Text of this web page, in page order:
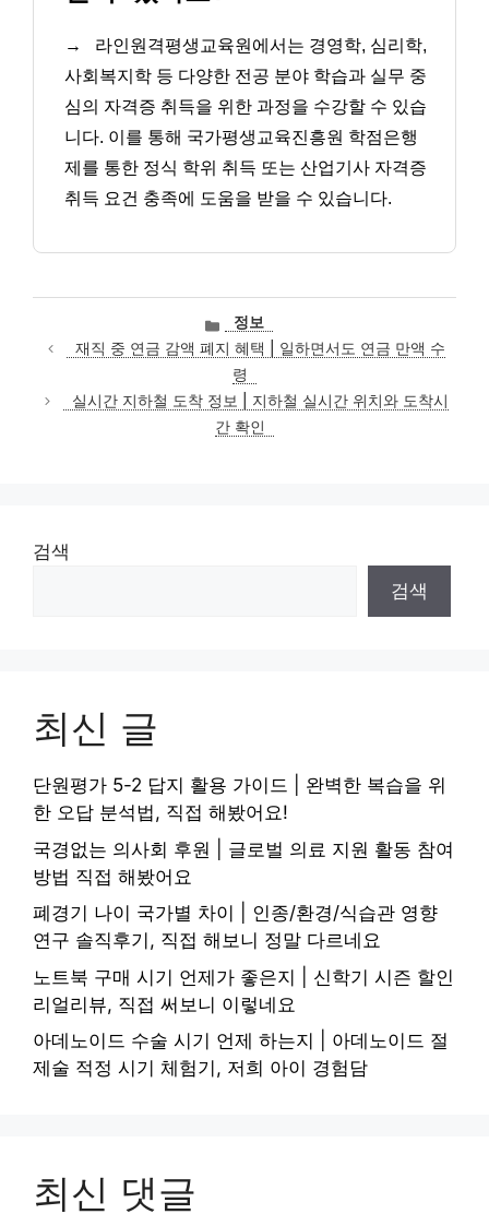
→
라인원격평생교육원에서는 경영학, 심리학,
사회복지학 등 다양한 전공 분야 학습과 실무 중
심의 자격증 취득을 위한 과정을 수강할 수 있습
니다. 이를 통해 국가평생교육진흥원 학점은행
제를 통한 정식 학위 취득 또는 산업기사 자격증
취득 요건 충족에 도움을 받을 수 있습니다.
카
테
고
리
정보
재직 중 연금 감액 폐지 혜택 | 일하면서도 연금 만액 수
령
실시간 지하철 도착 정보 | 지하철 실시간 위치와 도착시
간 확인
검색
검색
최신 글
단원평가 5-2 답지 활용 가이드 | 완벽한 복습을 위
한 오답 분석법, 직접 해봤어요!
국경없는 의사회 후원 | 글로벌 의료 지원 활동 참여
방법 직접 해봤어요
폐경기 나이 국가별 차이 | 인종/환경/식습관 영향
연구 솔직후기, 직접 해보니 정말 다르네요
노트북 구매 시기 언제가 좋은지 | 신학기 시즌 할인
리얼리뷰, 직접 써보니 이렇네요
아데노이드 수술 시기 언제 하는지 | 아데노이드 절
제술 적정 시기 체험기, 저희 아이 경험담
최신 댓글